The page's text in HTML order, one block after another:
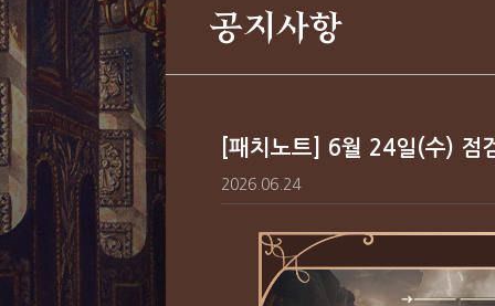
공지사항
[패치노트] 6월 24일(수) 점
2026.06.24